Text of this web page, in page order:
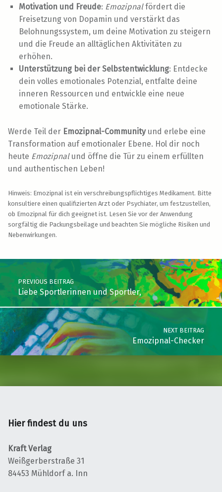
Motivation und Freude: Emozipnalfördert die
Freisetzung von Dopamin und verstärkt das
Belohnungssystem, um deine Motivation zu steigern
und die Freude an alltäglichen Aktivitäten zu
erhöhen.
Unterstützung bei der Selbstentwicklung: Entdecke
dein volles emotionales Potenzial, entfalte deine
inneren Ressourcen und entwickle eine neue
emotionale Stärke.
Werde Teil der Emozipnal-Communityund erlebe eine
Transformation auf emotionaler Ebene. Hol dir noch
heute Emozipnalund öffne die Tür zu einem erfüllten
und authentischen Leben!
Hinweis: Emozipnal ist ein verschreibungspflichtiges Medikament. Bitte
konsultiere einen qualifizierten Arzt oder Psychiater, um festzustellen,
ob Emozipnal für dich geeignet ist. Lesen Sie vor der Anwendung
sorgfältig die Packungsbeilage und beachten Sie mögliche Risiken und
Nebenwirkungen.
Skip back to main navigation
Post navigation
PREVIOUS BEITRAG
Liebe Sportlerinnen und Sportler,
NEXT BEITRAG
Emozipnal-Checker
Hier findest du uns
Kraft Verlag
Weißgerberstraße 31
84453 Mühldorf a. Inn